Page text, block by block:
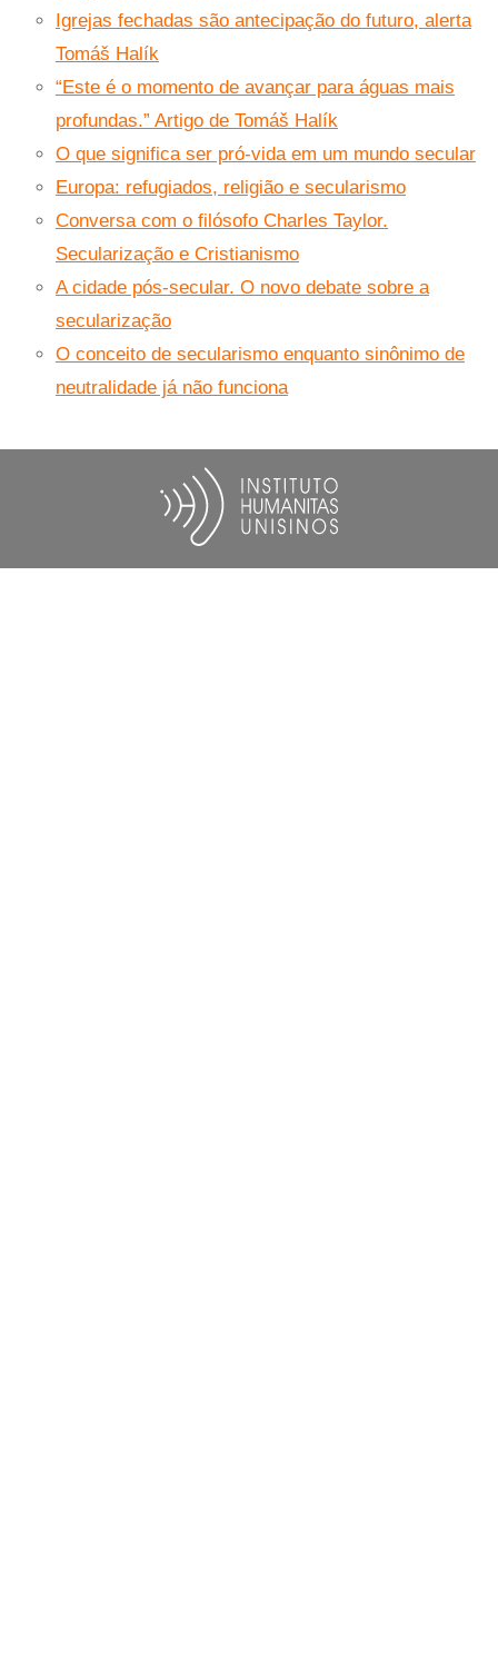
Igrejas fechadas são antecipação do futuro, alerta
Tomáš Halík
“Este é o momento de avançar para águas mais
profundas.” Artigo de Tomáš Halík
O que significa ser pró-vida em um mundo secular
Europa: refugiados, religião e secularismo
Conversa com o filósofo Charles Taylor.
Secularização e Cristianismo
A cidade pós-secular. O novo debate sobre a
secularização
O conceito de secularismo enquanto sinônimo de
neutralidade já não funciona